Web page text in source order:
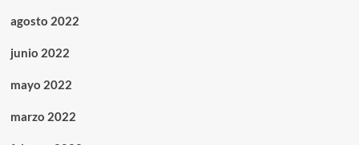
agosto 2022
junio 2022
mayo 2022
marzo 2022